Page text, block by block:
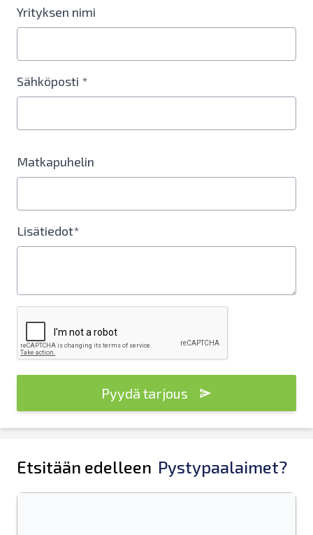
Yrityksen nimi
Sähköposti *
Matkapuhelin
Lisätiedot*
Pyydä tarjous
Etsitään edelleen Pystypaalaimet?